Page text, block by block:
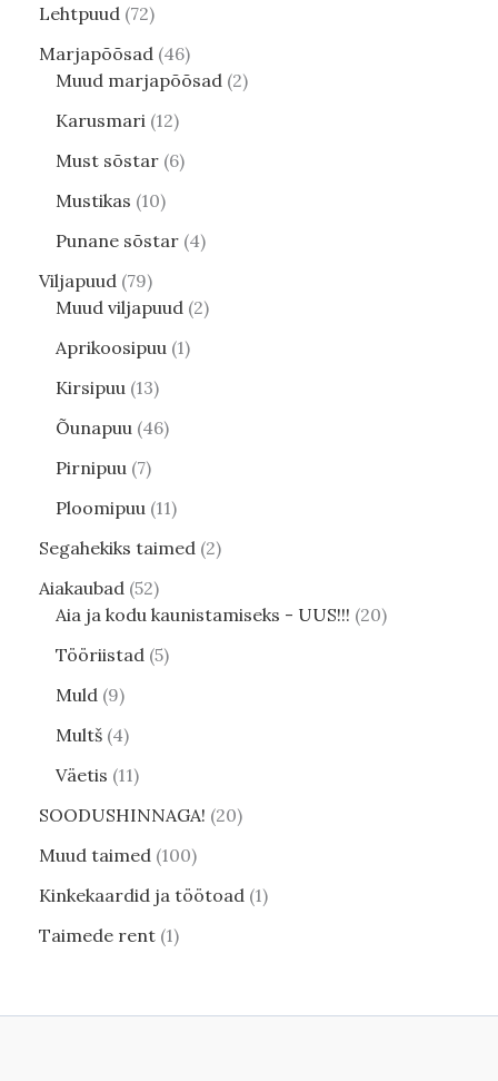
Lehtpuud 72
Marjapõõsad 46
Muud marjapõõsad 2
Karusmari 12
Must sõstar 6
Mustikas 10
Punane sõstar 4
Viljapuud 79
Muud viljapuud 2
Aprikoosipuu 1
Kirsipuu 13
Õunapuu 46
Pirnipuu 7
Ploomipuu 11
Segahekiks taimed 2
Aiakaubad 52
Aia ja kodu kaunistamiseks - UUS!!! 20
Tööriistad 5
Muld 9
Multš 4
Väetis 11
SOODUSHINNAGA! 20
Muud taimed 100
Kinkekaardid ja töötoad 1
Taimede rent 1